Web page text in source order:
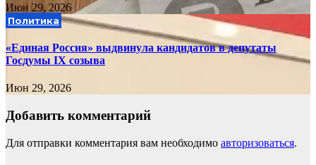
Июн 29, 2026
Политика
«Единая Россия» выдвинула кандидатов в депутаты
Госдумы IX созыва
Июн 29, 2026
Добавить комментарий
Для отправки комментария вам необходимо авторизоваться.